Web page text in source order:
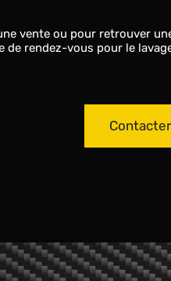
vente ou pour retrouver
rendez-vous pour le
Contacter